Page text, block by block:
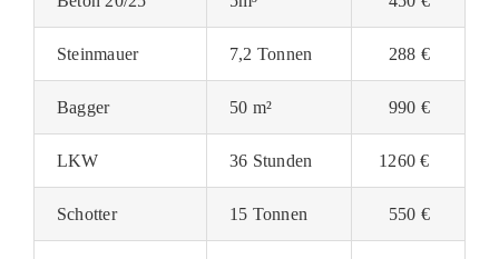
Steinmauer 7,2 Tonnen 288 €
Bagger 50 m² 990 €
LKW 36 Stunden 1260 €
Schotter 15 Tonnen 550 €